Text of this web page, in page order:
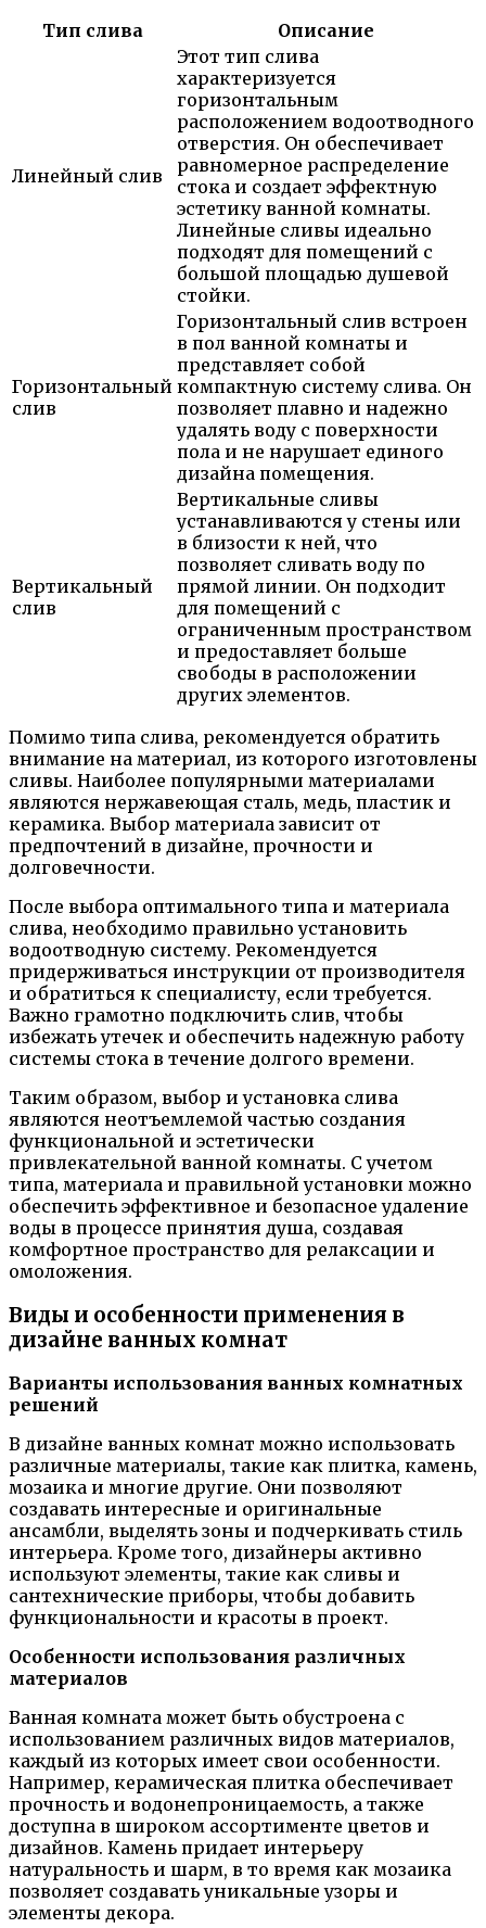
Тип слива
Описание
Линейный слив
Этот тип слива
характеризуется
горизонтальным
расположением водоотводного
отверстия. Он обеспечивает
равномерное распределение
стока и создает эффектную
эстетику ванной комнаты.
Линейные сливы идеально
подходят для помещений с
большой площадью душевой
стойки.
Горизонтальный
слив
Горизонтальный слив встроен
в пол ванной комнаты и
представляет собой
компактную систему слива. Он
позволяет плавно и надежно
удалять воду с поверхности
пола и не нарушает единого
дизайна помещения.
Вертикальный
слив
Вертикальные сливы
устанавливаются у стены или
в близости к ней, что
позволяет сливать воду по
прямой линии. Он подходит
для помещений с
ограниченным пространством
и предоставляет больше
свободы в расположении
других элементов.
Помимо типа слива, рекомендуется обратить
внимание на материал, из которого изготовлены
сливы. Наиболее популярными материалами
являются нержавеющая сталь, медь, пластик и
керамика. Выбор материала зависит от
предпочтений в дизайне, прочности и
долговечности.
После выбора оптимального типа и материала
слива, необходимо правильно установить
водоотводную систему. Рекомендуется
придерживаться инструкции от производителя
и обратиться к специалисту, если требуется.
Важно грамотно подключить слив, чтобы
избежать утечек и обеспечить надежную работу
системы стока в течение долгого времени.
Таким образом, выбор и установка слива
являются неотъемлемой частью создания
функциональной и эстетически
привлекательной ванной комнаты. С учетом
типа, материала и правильной установки можно
обеспечить эффективное и безопасное удаление
воды в процессе принятия душа, создавая
комфортное пространство для релаксации и
омоложения.
Виды и особенности применения в
дизайне ванных комнат
Варианты использования ванных комнатных
решений
В дизайне ванных комнат можно использовать
различные материалы, такие как плитка, камень,
мозаика и многие другие. Они позволяют
создавать интересные и оригинальные
ансамбли, выделять зоны и подчеркивать стиль
интерьера. Кроме того, дизайнеры активно
используют элементы, такие как сливы и
сантехнические приборы, чтобы добавить
функциональности и красоты в проект.
Особенности использования различных
материалов
Ванная комната может быть обустроена с
использованием различных видов материалов,
каждый из которых имеет свои особенности.
Например, керамическая плитка обеспечивает
прочность и водонепроницаемость, а также
доступна в широком ассортименте цветов и
дизайнов. Камень придает интерьеру
натуральность и шарм, в то время как мозаика
позволяет создавать уникальные узоры и
элементы декора.